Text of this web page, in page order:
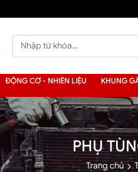
ĐỘNG CƠ - NHIÊN LIỆU KHUNG
PHỤ
Trang chủ